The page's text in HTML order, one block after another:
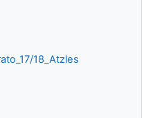
18_Atzles